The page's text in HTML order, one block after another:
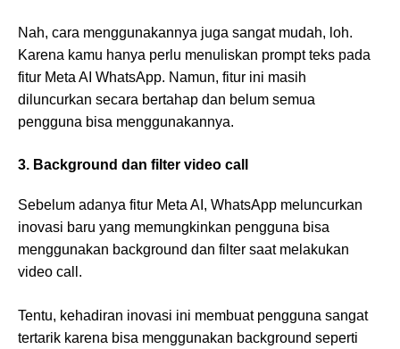
Nah, cara menggunakannya juga sangat mudah, loh.
Karena kamu hanya perlu menuliskan prompt teks pada
fitur Meta AI WhatsApp. Namun, fitur ini masih
diluncurkan secara bertahap dan belum semua
pengguna bisa menggunakannya.
3. Background dan filter video call
Sebelum adanya fitur Meta AI, WhatsApp meluncurkan
inovasi baru yang memungkinkan pengguna bisa
menggunakan background dan filter saat melakukan
video call.
Tentu, kehadiran inovasi ini membuat pengguna sangat
tertarik karena bisa menggunakan background seperti